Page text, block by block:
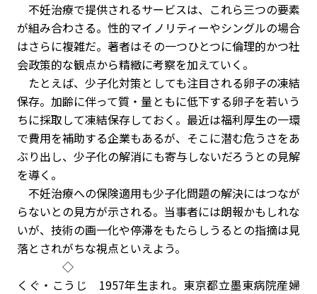
不妊治療で提供されるサービスは、これら三つの要素
が組み合わさる。性的マイノリティーやシングルの場合
はさらに複雑だ。著者はその一つひとつに倫理的かつ社
会政策的な観点から精緻に考察を加えていく。
たとえば、少子化対策としても注目される卵子の凍結
保存。加齢に伴って質・量ともに低下する卵子を若いう
ちに採取して凍結保存しておく。最近は福利厚生の一環
で費用を補助する企業もあるが、そこに潜む危うさをあ
ぶり出し、少子化の解消にも寄与しないだろうとの見解
を導く。
不妊治療への保険適用も少子化問題の解決にはつなが
らないとの見方が示される。当事者には朗報かもしれな
いが、技術の画一化や停滞をもたらしうるとの指摘は見
落とされがちな視点といえよう。
◇
くぐ・こうじ 1957年生まれ。東京都立墨東病院産婦